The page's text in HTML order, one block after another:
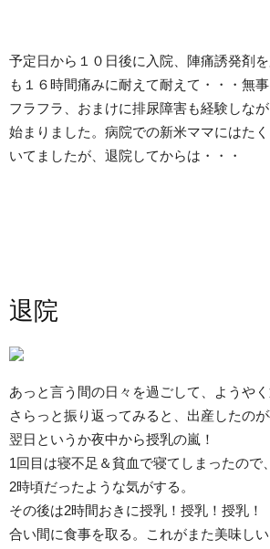
予定日から１０日後に入院、陣痛誘発剤
も１６時間痛みに耐えて耐えて・・・無
フラフラ、おまけに排尿障害も経験しな
始まりました。病院での新米ママにはた
いてましたが、退院してからは・・・
退院
あっと言う間の日々を過ごして、ようやく
さらっと振り返ってみると、出産したの
翌日というか夜中から授乳の嵐！
1回目は寝不足＆貧血で寝てしまったので
2時頃だったような気がする。
その後は2時間おきに授乳！授乳！授乳！
合い間に食事を取る。これがまた美味し